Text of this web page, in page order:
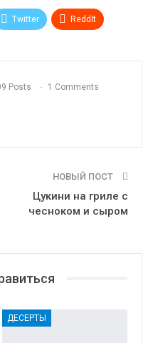
Twitter ReddIt
Posts 1 Comments
НОВЫЙ ПОСТ
Цукини на гриле с
чесноком и сыром
ДЕСЕРТЫ